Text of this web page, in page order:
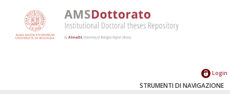
Login
STRUMENTI DI NAVIGAZIONE